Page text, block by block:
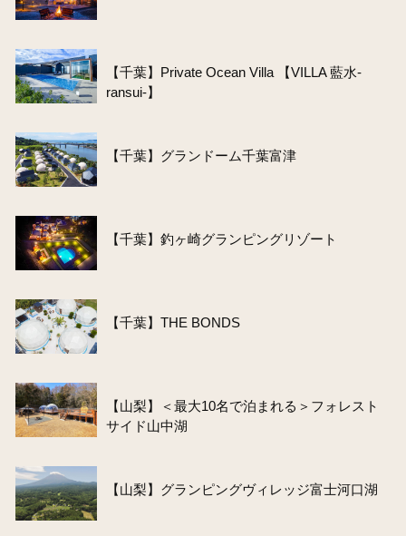
【千葉】Private Ocean Villa 【VILLA 藍水-
ransui-】
【千葉】グランドーム千葉富津
【千葉】釣ヶ崎グランピングリゾート
【千葉】THE BONDS
【山梨】＜最大10名で泊まれる＞フォレスト
サイド山中湖
【山梨】グランピングヴィレッジ富士河口湖